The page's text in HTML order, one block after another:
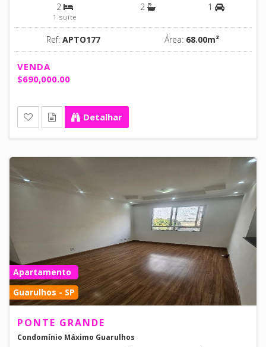
2
1 suíte
2 1
Ref: APTO177 Área: 68.00m²
VENDA
$690,000.00
Detalhar
Apartamento
Guarulhos - SP
PONTE GRANDE
Condomínio Máximo Guarulhos